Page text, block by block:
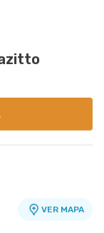
VER MAPA